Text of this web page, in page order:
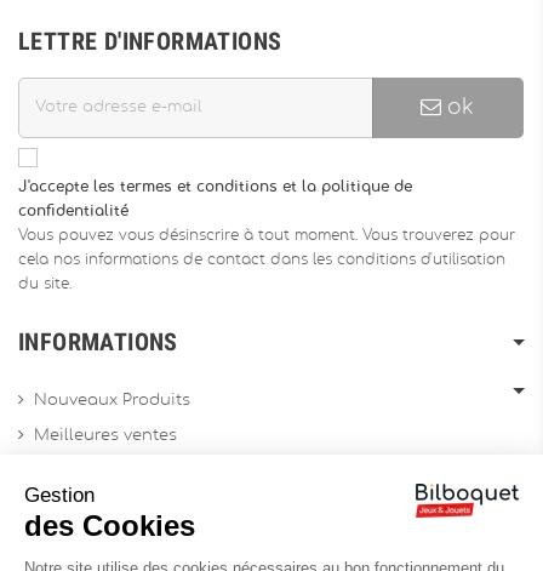
LETTRE D'INFORMATIONS
ok
J'accepte les termes et conditions et la politique de
confidentialité
Vous pouvez vous désinscrire à tout moment. Vous trouverez pour
cela nos informations de contact dans les conditions d'utilisation
du site.
INFORMATIONS
Nouveaux Produits
Meilleures ventes
Archives produits
Gestion
des Cookies